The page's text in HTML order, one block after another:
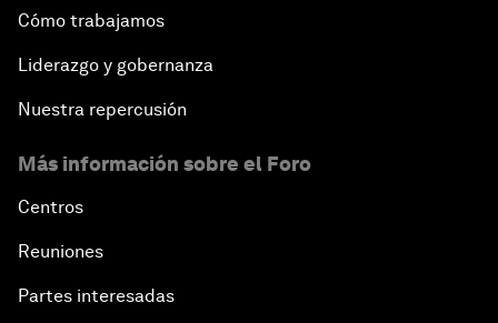
Cómo trabajamos
Liderazgo y gobernanza
Nuestra repercusión
Más información sobre el Foro
Centros
Reuniones
Partes interesadas